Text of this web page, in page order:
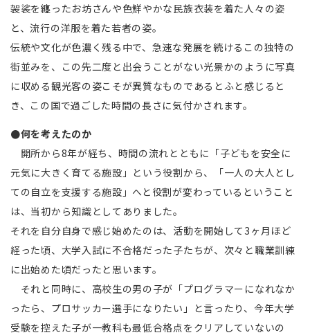
袈裟を纏ったお坊さんや色鮮やかな民族衣装を着た人々の姿
と、流行の洋服を着た若者の姿。
伝統や文化が色濃く残る中で、急速な発展を続けるこの独特の
街並みを、この先二度と出会うことがない光景かのように写真
に収める観光客の姿こそが異質なものであるとふと感じると
き、この国で過ごした時間の長さに気付かされます。
●何を考えたのか
開所から8年が経ち、時間の流れとともに「子どもを安全に
元気に大きく育てる施設」という役割から、「一人の大人とし
ての自立を支援する施設」へと役割が変わっているということ
は、当初から知識としてありました。
それを自分自身で感じ始めたのは、活動を開始して3ヶ月ほど
経った頃、大学入試に不合格だった子たちが、次々と職業訓練
に出始めた頃だったと思います。
それと同時に、高校生の男の子が「プログラマーになれなか
ったら、プロサッカー選手になりたい」と言ったり、今年大学
受験を控えた子が一教科も最低合格点をクリアしていないの